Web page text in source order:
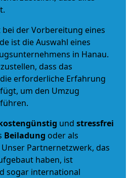
der Vorbereitung eines
ist die Auswahl eines
in Hanau.
dass das
erforderliche Erfahrung
um den Umzug
und stressfrei
Beiladung oder als
Unser Partnernetzwerk, das
haben, ist
sogar international